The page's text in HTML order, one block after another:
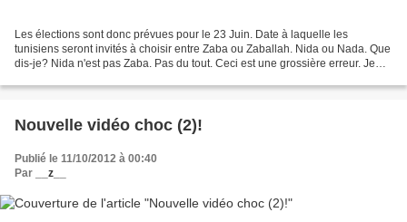
Les élections sont donc prévues pour le 23 Juin. Date à laquelle les
tunisiens seront invités à choisir entre Zaba ou Zaballah. Nida ou Nada. Que
dis-je? Nida n'est pas Zaba. Pas du tout. Ceci est une grossière erreur. Je
Nouvelle vidéo choc (2)!
Publié le 11/10/2012 à 00:40
Par
__z__